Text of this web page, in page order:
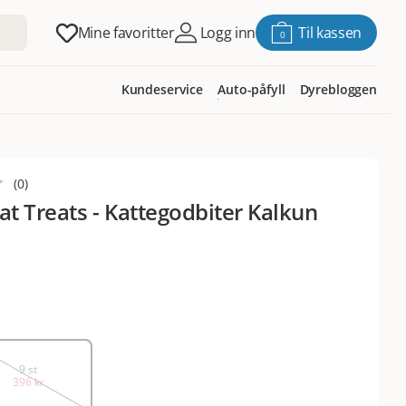
Mine favoritter Logg inn 0 Til kassen
Kundeservice Auto-påfyll Dyrebloggen
Treats - Kattegodbiter Kalkun
(0)
9 st
396 kr